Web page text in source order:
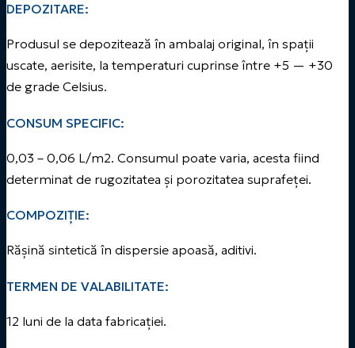
DEPOZITARE:
Produsul se depozitează în ambalaj original, în spații
uscate, aerisite, la temperaturi cuprinse între +5 — +30
de grade Celsius.
CONSUM SPECIFIC:
0,03 – 0,06 L/m2. Consumul poate varia, acesta fiind
determinat de rugozitatea și porozitatea suprafeței.
COMPOZIȚIE:
Rășină sintetică în dispersie apoasă, aditivi.
TERMEN DE VALABILITATE:
12 luni de la data fabricației.